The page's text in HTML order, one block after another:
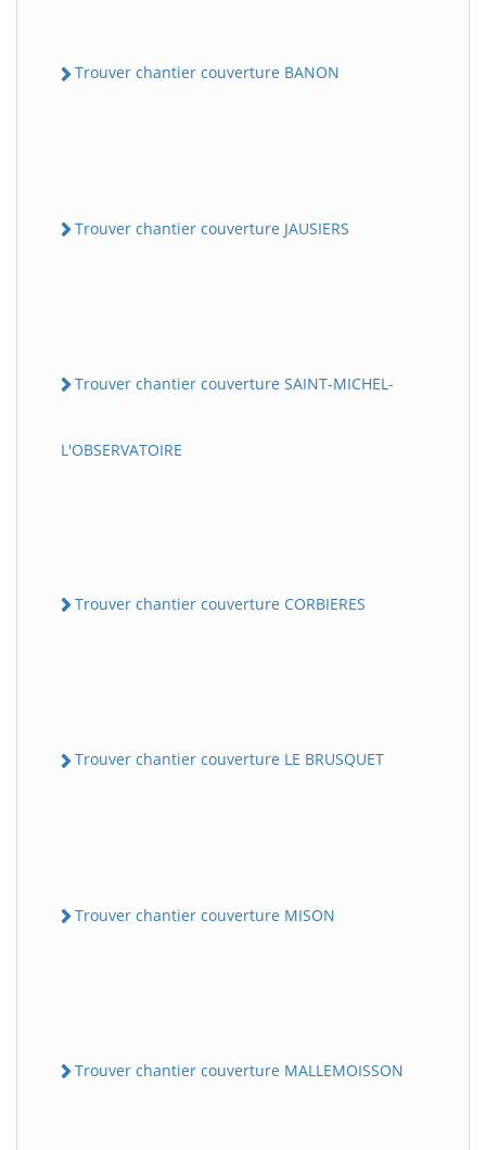
Trouver chantier couverture BANON
Trouver chantier couverture JAUSIERS
Trouver chantier couverture SAINT-MICHEL-
L'OBSERVATOIRE
Trouver chantier couverture CORBIERES
Trouver chantier couverture LE BRUSQUET
Trouver chantier couverture MISON
Trouver chantier couverture MALLEMOISSON